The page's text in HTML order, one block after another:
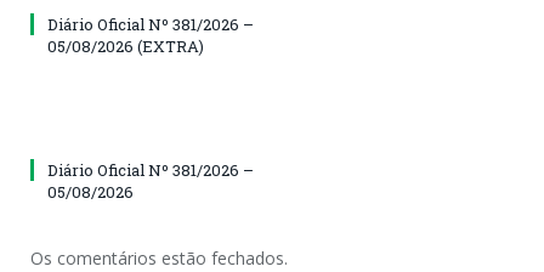
Diário Oficial Nº 381/2026 –
05/08/2026 (EXTRA)
Diário Oficial Nº 381/2026 –
05/08/2026
Os comentários estão fechados.